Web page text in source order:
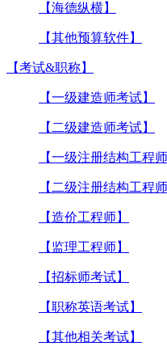
【海德纵横】
【其他预算软件】
【考试&职称】
【一级建造师考试】
【二级建造师考试】
【一级注册结构工程师
【二级注册结构工程师
【造价工程师】
【监理工程师】
【招标师考试】
【职称英语考试】
【其他相关考试】